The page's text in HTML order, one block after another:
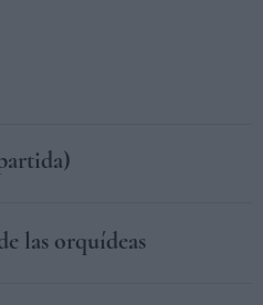
las orquídeas